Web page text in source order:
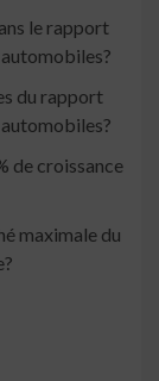
le rapport
du rapport
de croissance
maximale du